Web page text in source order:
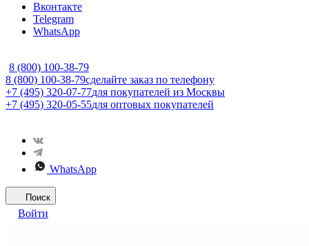
Вконтакте
Telegram
WhatsApp
8 (800) 100-38-79
8 (800) 100-38-79сделайте заказ по телефону
+7 (495) 320-07-77для покупателей из Москвы
+7 (495) 320-05-55для оптовых покупателей
WhatsApp
Поиск
Войти